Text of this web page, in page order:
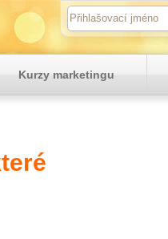
Kurzy marketingu